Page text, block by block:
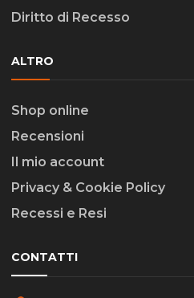
Diritto di Recesso
ALTRO
Shop online
Recensioni
Il mio account
Privacy & Cookie Policy
Recessi e Resi
CONTATTI